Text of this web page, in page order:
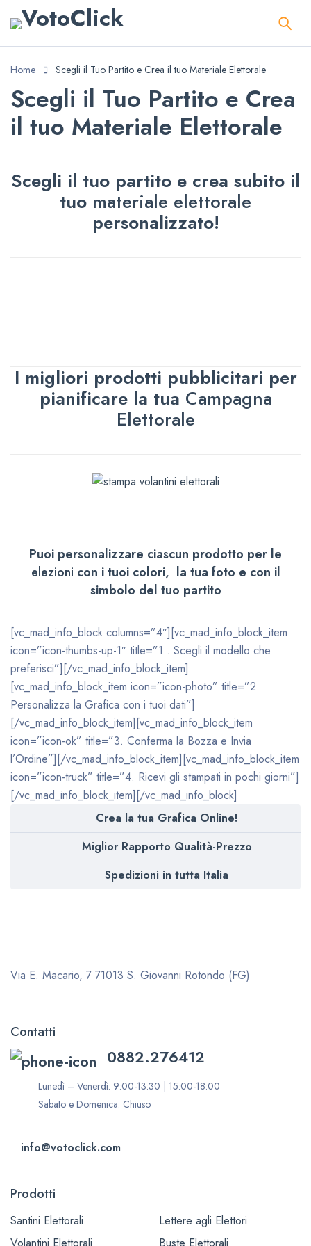
Home Scegli il Tuo Partito e Crea il tuo Materiale Elettorale
Scegli il Tuo Partito e Crea
il tuo Materiale Elettorale
Scegli il tuo partito e crea subito il
tuo materiale elettorale
personalizzato!
I migliori prodotti pubblicitari per
pianificare la tua Campagna
Elettorale
Puoi personalizzare ciascun prodotto per le
elezioni con i tuoi colori, la tua foto e con il
simbolo del tuo partito
[vc_mad_info_block columns=”4″][vc_mad_info_block_item
icon=”icon-thumbs-up-1″ title=”1 . Scegli il modello che
preferisci”][/vc_mad_info_block_item]
[vc_mad_info_block_item icon=”icon-photo” title=”2.
Personalizza la Grafica con i tuoi dati”]
[/vc_mad_info_block_item][vc_mad_info_block_item
icon=”icon-ok” title=”3. Conferma la Bozza e Invia
l’Ordine”][/vc_mad_info_block_item][vc_mad_info_block_item
icon=”icon-truck” title=”4. Ricevi gli stampati in pochi giorni”]
[/vc_mad_info_block_item][/vc_mad_info_block]
Crea la tua Grafica Online!
Miglior Rapporto Qualità-Prezzo
Spedizioni in tutta Italia
Via E. Macario, 7 71013 S. Giovanni Rotondo (FG)
Contatti
0882.276412
Lunedì – Venerdì: 9:00-13:30 | 15:00-18:00
Sabato e Domenica: Chiuso
info@votoclick.com
Prodotti
Santini Elettorali
Lettere agli Elettori